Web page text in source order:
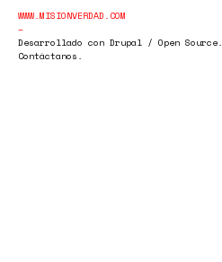
WWW.MISIONVERDAD.COM
Desarrollado con Drupal / Open Source.
Contáctanos.